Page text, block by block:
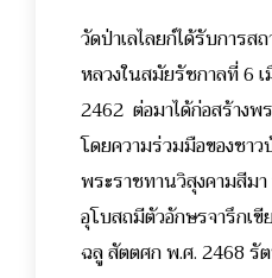
วัดป่าเลไลยก์ได้รับการ
หลวงในสมัยรัชกาลที่ 6
2462 ต่อมาได้ก่อสร้าง
โดยความร่วมมือของชา
พระราชทานวิสุงคามสีม
อุโบสถมีตัวอักษรจารึกเขี
ฉลู สัตตศก พ.ศ. 2468